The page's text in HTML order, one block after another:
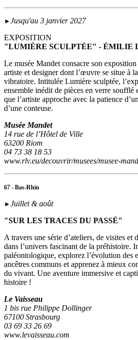
► Jusqu'au 3 janvier 2027
EXPOSITION
"LUMIÈRE SCULPTÉE" - ÉMILIE
Le musée Mandet consacre son
artiste et designer dont l’œuvre se situe à
vibratoire. Intitulée Lumière sculptée,
ensemble inédit de pièces en verre soufflé
que l’artiste approche avec la patience
d’une conteuse.
Musée Mandet
14 rue de l’Hôtel de Ville
63200 Riom
04 73 38 18 53
www.rlv.eu/decouvrir/musees/musee-
67 - Bas-Rhin
► Juillet & août
"SUR LES TRACES DU PASSÉ"
A travers une série d’ateliers, de visites et
dans l’univers fascinant de la préhistoire.
paléontologique, explorez l’évolution des
ancêtres communs et apprenez à mieux
du vivant. Une aventure immersive et
histoire !
Le Vaisseau
1 bis rue Philippe Dollinger
67100 Strasbourg
03 69 33 26 69
www.levaisseau.com